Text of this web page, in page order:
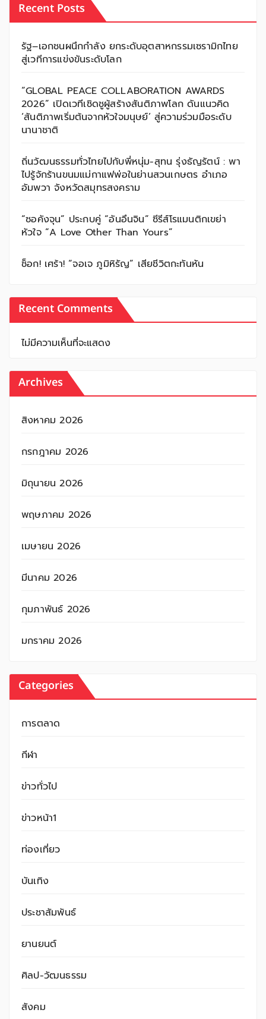
Recent Posts
รัฐ–เอกชนผนึกกำลัง ยกระดับอุตสาหกรรมเซรามิกไทย
สู่เวทีการแข่งขันระดับโลก
“GLOBAL PEACE COLLABORATION AWARDS
2026” เปิดเวทีเชิดชูผู้สร้างสันติภาพโลก ดันแนวคิด
‘สันติภาพเริ่มต้นจากหัวใจมนุษย์’ สู่ความร่วมมือระดับ
นานาชาติ
ถิ่นวัฒนธรรมทั่วไทยไปกับพี่หนุ่ม-สุทน รุ่งธัญรัตน์ : พา
ไปรู้จักร้านขนมแม่กาแฟพ่อในย่านสวนเกษตร อำเภอ
อัมพวา จังหวัดสมุทรสงคราม
“ซอคังจุน” ประกบคู่ “อันอึนจิน” ซีรีส์โรแมนติกเขย่า
หัวใจ “A Love Other Than Yours”
ช็อก! เศร้า! “จอเจ ภูมิหิรัญ” เสียชีวิตกะทันหัน
Recent Comments
ไม่มีความเห็นที่จะแสดง
Archives
สิงหาคม 2026
กรกฎาคม 2026
มิถุนายน 2026
พฤษภาคม 2026
เมษายน 2026
มีนาคม 2026
กุมภาพันธ์ 2026
มกราคม 2026
Categories
การตลาด
กีฬา
ข่าวทั่วไป
ข่าวหน้า1
ท่องเที่ยว
บันเทิง
ประชาสัมพันธ์
ยานยนต์
ศิลป-วัฒนธรรม
สังคม